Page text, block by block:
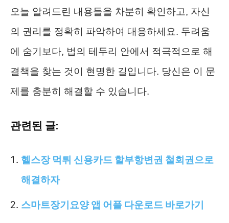
오늘 알려드린 내용들을 차분히 확인하고, 자신
의 권리를 정확히 파악하여 대응하세요. 두려움
에 숨기보다, 법의 테두리 안에서 적극적으로 해
결책을 찾는 것이 현명한 길입니다. 당신은 이 문
제를 충분히 해결할 수 있습니다.
관련된 글:
헬스장 먹튀 신용카드 할부항변권 철회권으로
해결하자
스마트장기요양 앱 어플 다운로드 바로가기